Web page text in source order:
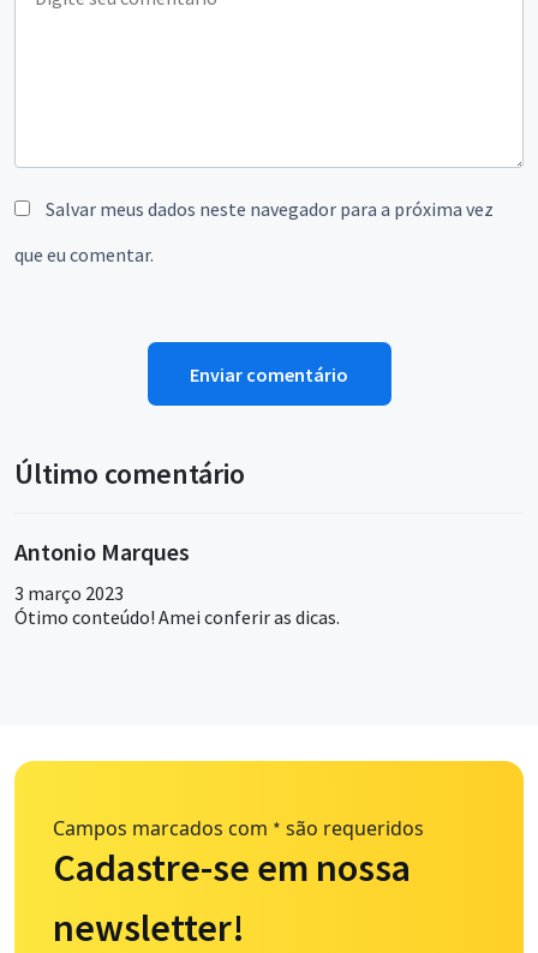
Salvar meus dados neste navegador para a próxima vez
que eu comentar.
Último comentário
Antonio Marques
3 março 2023
Ótimo conteúdo! Amei conferir as dicas.
Campos marcados com * são requeridos
Cadastre-se em nossa
newsletter!